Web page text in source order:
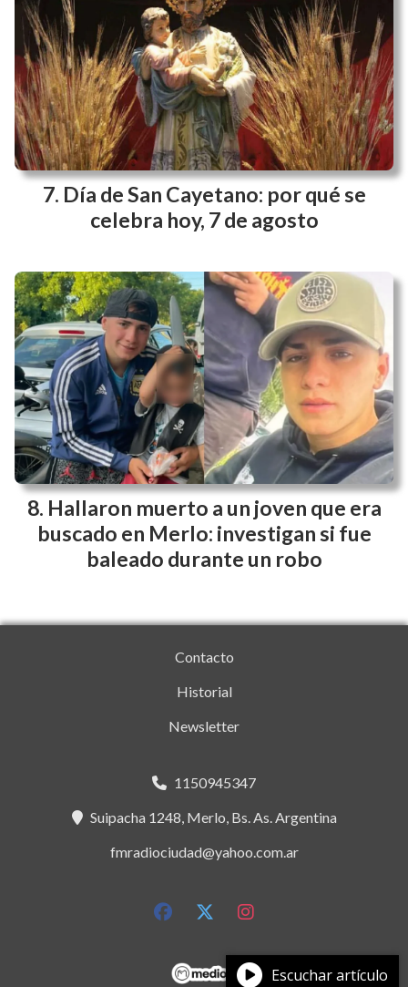
Día de San Cayetano: por qué se
celebra hoy, 7 de agosto
Hallaron muerto a un joven que era
buscado en Merlo: investigan si fue
baleado durante un robo
Contacto
Historial
Newsletter
1150945347
Suipacha 1248, Merlo, Bs. As. Argentina
fmradiociudad@yahoo.com.ar
Escuchar artículo